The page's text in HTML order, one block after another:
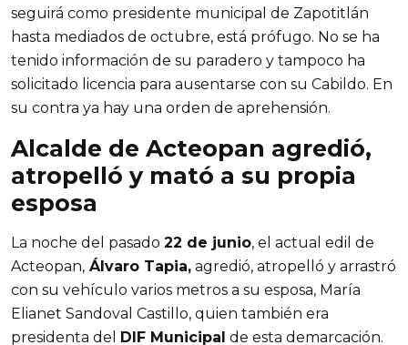
seguirá como presidente municipal de Zapotitlán
hasta mediados de octubre, está prófugo. No se ha
tenido información de su paradero y tampoco ha
solicitado licencia para ausentarse con su Cabildo. En
su contra ya hay una orden de aprehensión.
Alcalde de Acteopan agredió,
atropelló y mató a su propia
esposa
La noche del pasado 22 de junio, el actual edil de
Acteopan, Álvaro Tapia, agredió, atropelló y arrastró
con su vehículo varios metros a su esposa, María
Elianet Sandoval Castillo, quien también era
presidenta del DIF Municipal de esta demarcación.